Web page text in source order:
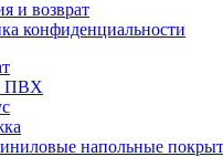
и возврат
конфиденциальности
ПВХ
напольные